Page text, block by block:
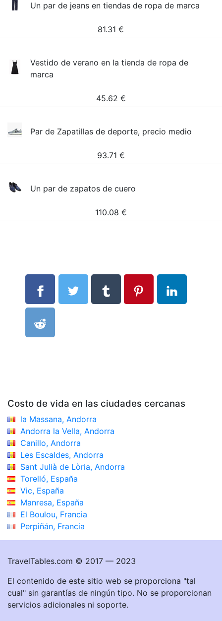
Un par de jeans en tiendas de ropa de marca
81.31 €
Vestido de verano en la tienda de ropa de
marca
45.62 €
Par de Zapatillas de deporte, precio medio
93.71 €
Un par de zapatos de cuero
110.08 €
Costo de vida en las ciudades cercanas
la Massana, Andorra
Andorra la Vella, Andorra
Canillo, Andorra
Les Escaldes, Andorra
Sant Julià de Lòria, Andorra
Torelló, España
Vic, España
Manresa, España
El Boulou, Francia
Perpiñán, Francia
TravelTables.com © 2017 — 2023
El contenido de este sitio web se proporciona "tal
cual" sin garantías de ningún tipo. No se proporcionan
servicios adicionales ni soporte.